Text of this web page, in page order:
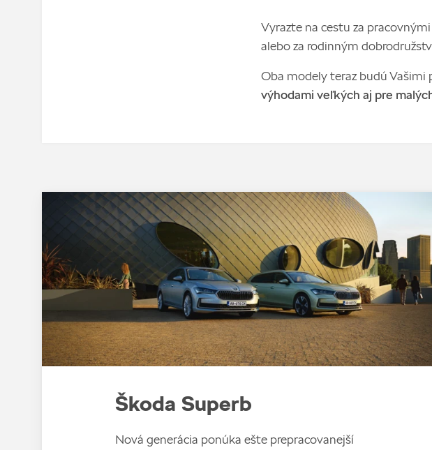
Vyrazte na cestu za
alebo za rodinným
Oba modely teraz budú
výhodami veľkých aj pre
Škoda Superb
Nová generácia ponúka ešte prepracovanejší